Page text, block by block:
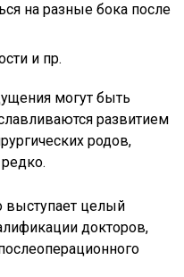
на разные бока после
и пр.
могут быть
развитием
родов,
выступает целый
докторов,